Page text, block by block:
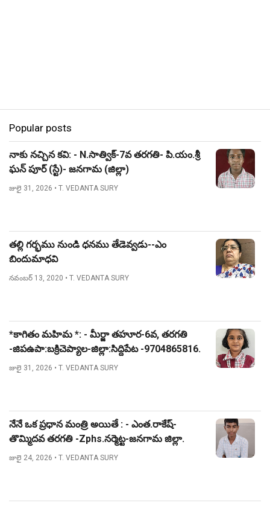
Popular posts
నాకు నచ్చిన కవి: - N.సాత్విక్-7వ తరగతి- పి.యం.శ్రీ
ఘన్ పూర్ (స్టే)- జనగామ (జిల్లా)
జులై 31, 2026 • T. VEDANTA SURY
తల్లి గర్భము నుండి ధనము తేడెవ్వడు--ఎం
బిందుమాధవి
నవంబర్ 13, 2020 • T. VEDANTA SURY
*కాగితం మహిమ *: - మీర్జా తహూర-6వ, తరగతి
-జిపఉపా:బక్రిచెప్యాల-జిల్లా:సిద్దిపేట -9704865816.
జులై 31, 2026 • T. VEDANTA SURY
నేనే ఒక ప్రధాన మంత్రి అయితే : - ఎంత.రాకేష్-
తొమ్మిదవ తరగతి -Zphs.నర్మెట్ట-జనగామ జిల్లా.
జులై 24, 2026 • T. VEDANTA SURY